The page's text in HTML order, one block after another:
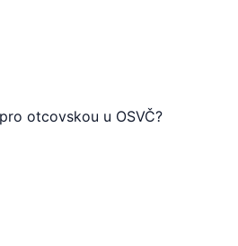
otcovskou u OSVČ?